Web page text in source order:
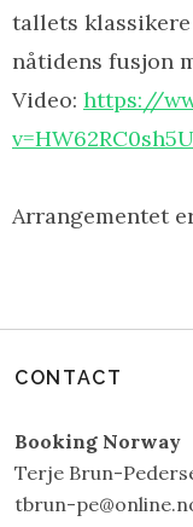
tallets
nåtidens fusjon
Video: https://
v=HW62RC0sh5U
Arrangementet
CONTACT
Booking Norway
Terje Brun-
tbrun-